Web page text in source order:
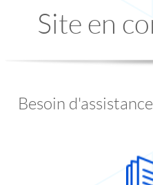
Site en
Besoin